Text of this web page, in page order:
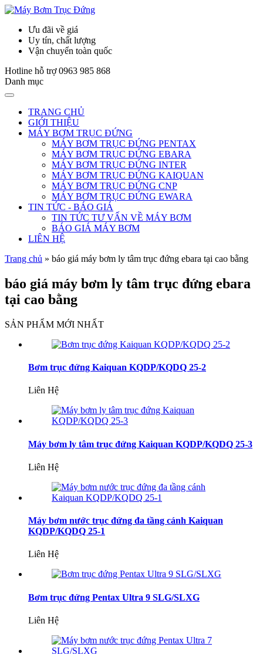
Ưu đãi về giá
Uy tín, chất lượng
Vận chuyển toàn quốc
Hotline hỗ trợ 0963 985 868
Danh mục
TRANG CHỦ
GIỚI THIỆU
MÁY BƠM TRỤC ĐỨNG
MÁY BƠM TRỤC ĐỨNG PENTAX
MÁY BƠM TRỤC ĐỨNG EBARA
MÁY BƠM TRỤC ĐỨNG INTER
MÁY BƠM TRỤC ĐỨNG KAIQUAN
MÁY BƠM TRỤC ĐỨNG CNP
MÁY BƠM TRỤC ĐỨNG EWARA
TIN TỨC - BÁO GIÁ
TIN TỨC TƯ VẤN VỀ MÁY BƠM
BÁO GIÁ MÁY BƠM
LIÊN HỆ
Trang chủ » báo giá máy bơm ly tâm trục đứng ebara tại cao bằng
báo giá máy bơm ly tâm trục đứng ebara
tại cao bằng
SẢN PHẨM MỚI NHẤT
Bơm trục đứng Kaiquan KQDP/KQDQ 25-2
Liên Hệ
Máy bơm ly tâm trục đứng Kaiquan KQDP/KQDQ 25-3
Liên Hệ
Máy bơm nước trục đứng đa tầng cánh Kaiquan
KQDP/KQDQ 25-1
Liên Hệ
Bơm trục đứng Pentax Ultra 9 SLG/SLXG
Liên Hệ